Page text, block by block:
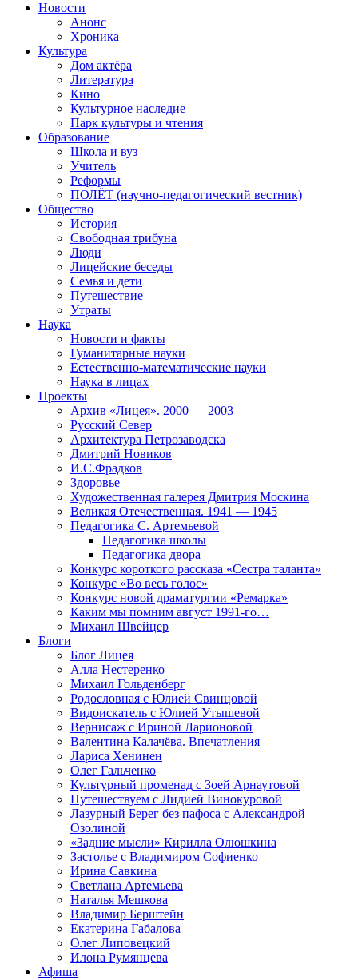
Новости
Анонс
Хроника
Культура
Дом актёра
Литература
Кино
Культурное наследие
Парк культуры и чтения
Образование
Школа и вуз
Учитель
Реформы
ПОЛЁТ (научно-педагогический вестник)
Общество
История
Свободная трибуна
Люди
Лицейские беседы
Семья и дети
Путешествие
Утраты
Наука
Новости и факты
Гуманитарные науки
Естественно-математические науки
Наука в лицах
Проекты
Архив «Лицея». 2000 — 2003
Русский Север
Архитектура Петрозаводска
Дмитрий Новиков
И.С.Фрадков
Здоровье
Художественная галерея Дмитрия Москина
Великая Отечественная. 1941 — 1945
Педагогика С. Артемьевой
Педагогика школы
Педагогика двора
Конкурс короткого рассказа «Сестра таланта»
Конкурс «Во весь голос»
Конкурс новой драматургии «Ремарка»
Каким мы помним август 1991-го…
Михаил Швейцер
Блоги
Блог Лицея
Алла Нестеренко
Михаил Гольденберг
Родословная с Юлией Свинцовой
Видоискатель с Юлией Утышевой
Вернисаж с Ириной Ларионовой
Валентина Калачёва. Впечатления
Лариса Хенинен
Олег Гальченко
Культурный променад с Зоей Арнаутовой
Путешествуем с Лидией Винокуровой
Лазурный Берег без пафоса с Александрой
Озолиной
«Задние мысли» Кирилла Олюшкина
Застолье с Владимиром Софиенко
Ирина Савкина
Светлана Артемьева
Наталья Мешкова
Владимир Берштейн
Екатерина Габалова
Олег Липовецкий
Илона Румянцева
Афиша